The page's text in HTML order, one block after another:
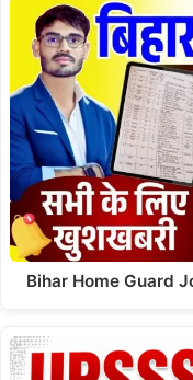
Bihar Home Guard